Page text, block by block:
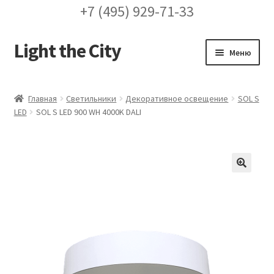
+7 (495) 929-71-33
Перейти
к
Перейти
к
Light the City Меню
FAQ про кронштейны
Заказ проекта освещения
Главная Светильники Декоративное освещение
SOL S
LED
SOL S LED 900 WH 4000K DALI